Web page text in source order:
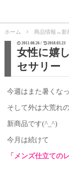
ホーム 商品情報 → 新
2011.08.26 / 2018.03.23
女性に嬉
セサリー
今週はまた暑くな
そして外は大荒れ
新商品です(^_^)
今月は続けて
「メンズ仕立ての